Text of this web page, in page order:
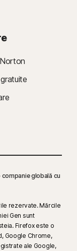
globală cu
rezervate. Mărcile
Gen sunt
Firefox este o
Google Chrome,
ale Google,